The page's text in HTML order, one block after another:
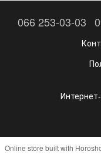
066 253-03-03
Online store built with